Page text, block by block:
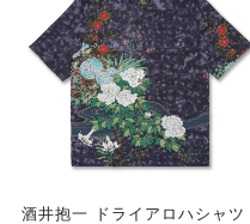
酒井抱一 ドライアロハシャツ